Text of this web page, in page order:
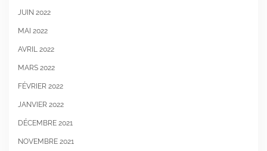
JUIN 2022
MAI 2022
AVRIL 2022
MARS 2022
FÉVRIER 2022
JANVIER 2022
DÉCEMBRE 2021
NOVEMBRE 2021